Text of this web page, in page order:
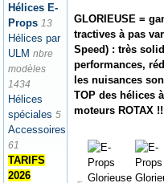
Hélices E-
Props 13
Hélices par
ULM nbre
modèles
1434
Hélices
spéciales 5
Accessoires
61
TARIFS
2026
GLORIEUSE =
tractives à pas
Speed) : très
performances,
les nuisances
TOP des hélices
moteurs ROTAX